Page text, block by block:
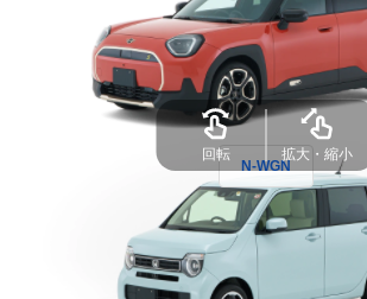
N-WGN
回転 拡大・縮小